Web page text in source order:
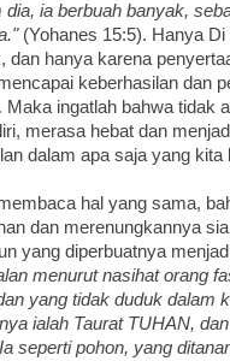
dia, ia berbuah banyak,
(Yohanes 15:5). Hanya
dan hanya karena
keberhasilan dan
ingatlah bahwa tidak
merasa hebat dan
dalam apa saja yang kita
hal yang sama,
dan merenungkannya
yang diperbuatnya
menurut nasihat orang
yang tidak duduk dalam
ialah Taurat TUHAN,
seperti pohon, yang